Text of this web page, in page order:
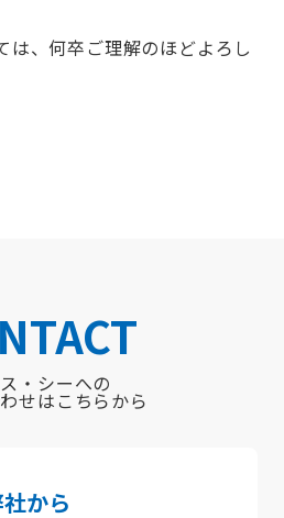
は、何卒ご理解のほどよろし
・シーへの
せはこちらから
から